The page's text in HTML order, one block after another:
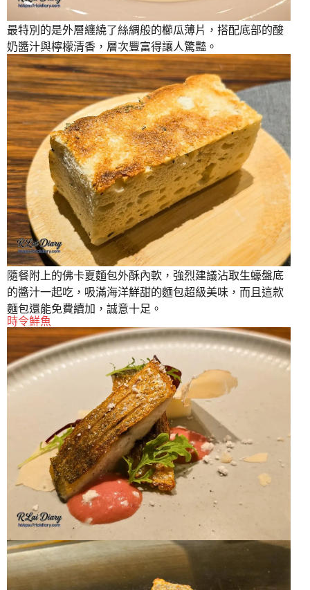
最特別的是外層纏繞了絲綢般的櫛瓜薄片，搭配底部的酸
奶醬汁與檸檬清香，層次豐富得讓人驚豔。
隨餐附上的佛卡夏麵包外酥內軟，強烈建議沾取生蠔盤底
的醬汁一起吃，吸滿海洋鮮甜的麵包超級美味，而且這款
麵包還能免費續加，誠意十足。
時令鮮魚